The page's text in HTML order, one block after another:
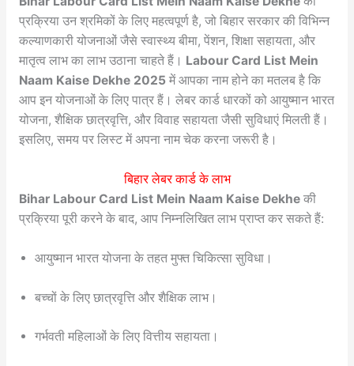
प्रक्रिया उन श्रमिकों के लिए महत्वपूर्ण है, जो बिहार सरकार की विभिन्न
कल्याणकारी योजनाओं जैसे स्वास्थ्य बीमा, पेंशन, शिक्षा सहायता, और
मातृत्व लाभ का लाभ उठाना चाहते हैं। Labour Card List Mein
Naam Kaise Dekhe 2025 में आपका नाम होने का मतलब है कि
आप इन योजनाओं के लिए पात्र हैं। लेबर कार्ड धारकों को आयुष्मान भारत
योजना, शैक्षिक छात्रवृत्ति, और विवाह सहायता जैसी सुविधाएं मिलती हैं।
इसलिए, समय पर लिस्ट में अपना नाम चेक करना जरूरी है।
बिहार लेबर कार्ड के लाभ
Bihar Labour Card List Mein Naam Kaise Dekheकी
प्रक्रिया पूरी करने के बाद, आप निम्नलिखित लाभ प्राप्त कर सकते हैं:
आयुष्मान भारत योजना के तहत मुफ्त चिकित्सा सुविधा।
बच्चों के लिए छात्रवृत्ति और शैक्षिक लाभ।
गर्भवती महिलाओं के लिए वित्तीय सहायता।